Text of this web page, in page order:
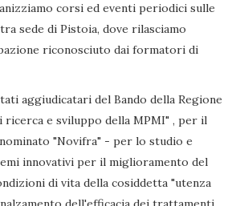
corsi ed eventi periodici sulle
sede di Pistoia, dove rilasciamo
riconosciuto dai formatori di
aggiudicatari del Bando della Regione
ricerca e sviluppo della MPMI" , per il
"Novifra" - per lo studio e
innovativi per il miglioramento del
di vita della cosiddetta "utenza